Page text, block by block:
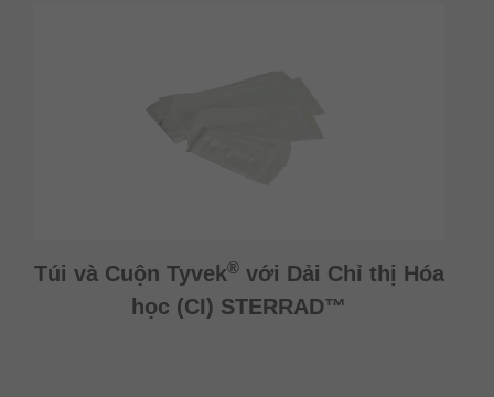
Túi và Cuộn Tyvek®với Dải Chỉ thị Hóa
học (CI) STERRAD™